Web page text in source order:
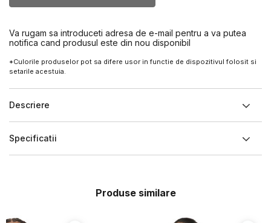
Va rugam sa introduceti adresa de e-mail pentru a va putea
notifica cand produsul este din nou disponibil
*Culorile produselor pot sa difere usor in functie de dispozitivul folosit si
setarile acestuia.
Descriere
Specificatii
Produse similare